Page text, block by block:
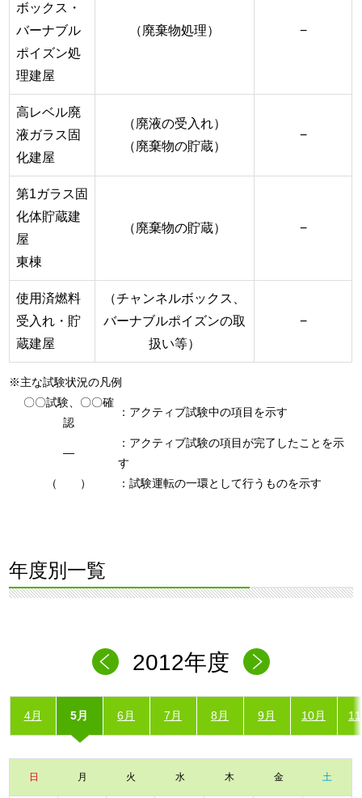
ボックス・
バーナブル
ポイズン処
理建屋
（廃棄物処理） −
高レベル廃
液ガラス固
化建屋
（廃液の受入れ）
（廃棄物の貯蔵）
−
第1ガラス固
化体貯蔵建
屋
東棟
（廃棄物の貯蔵） −
使用済燃料
受入れ・貯
蔵建屋
（チャンネルボックス、
バーナブルポイズンの取
扱い等）
−
※主な試験状況の凡例
〇〇試験、〇〇確
認
：アクティブ試験中の項目を示す
―
：アクティブ試験の項目が完了したことを示
す
（ ）
：試験運転の一環として行うものを示す
年度別一覧
2012年度
4月 5月 6月 7月 8月 9月 10月
日 月 火 水 木 金 土